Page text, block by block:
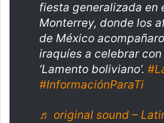
fiesta generalizada en
Monterrey, donde los
de México
iraquíes a celebrar
‘Lamento boliviano’.
#InformaciónParaTi
♬ original sound –